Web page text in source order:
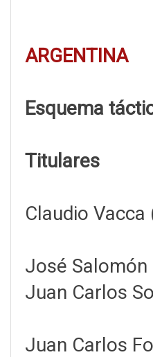
ARGENTINA
Esquema
Titulares
Claudio Vacca
José Salomón
Juan Carlos
Juan Carlos